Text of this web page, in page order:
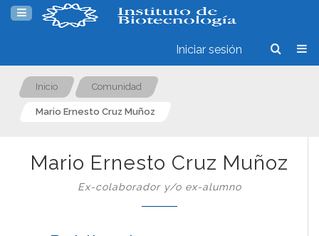
Iniciar sesión
Inicio Comunidad
Mario Ernesto Cruz Muñoz
Mario Ernesto Cruz Muñoz
Ex-colaborador y/o ex-alumno